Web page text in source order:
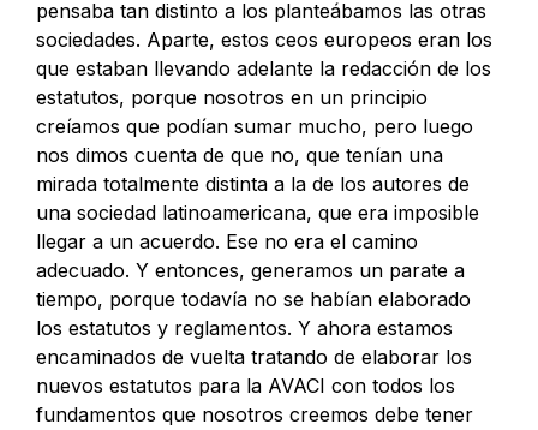
pensaba tan distinto a los planteábamos las otras
sociedades. Aparte, estos ceos europeos eran los
que estaban llevando adelante la redacción de los
estatutos, porque nosotros en un principio
creíamos que podían sumar mucho, pero luego
nos dimos cuenta de que no, que tenían una
mirada totalmente distinta a la de los autores de
una sociedad latinoamericana, que era imposible
llegar a un acuerdo. Ese no era el camino
adecuado. Y entonces, generamos un parate a
tiempo, porque todavía no se habían elaborado
los estatutos y reglamentos. Y ahora estamos
encaminados de vuelta tratando de elaborar los
nuevos estatutos para la AVACI con todos los
fundamentos que nosotros creemos debe tener